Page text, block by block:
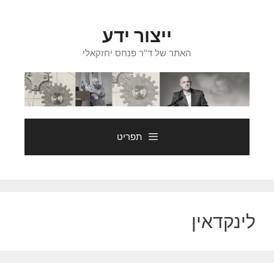
ייצור ידע
האתר של ד"ר פנחס יחזקאלי
תפריט
לינקדאין